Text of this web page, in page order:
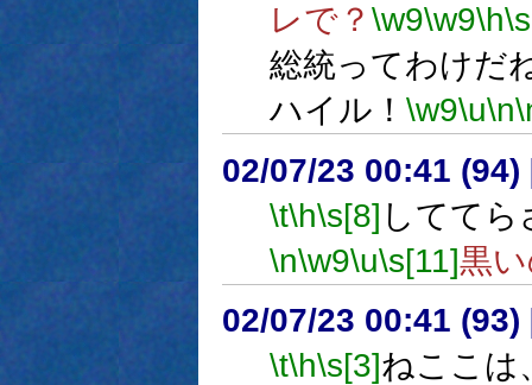
レで？ \w9\w9\h
総統ってわけだ
ハイル！ \w9\u\n
02/07/23 00:41 (94)
\t\h\s[8] してて
\n\w9\u\s[11]黒
02/07/23 00:41 (93)
\t\h\s[3]ねここは